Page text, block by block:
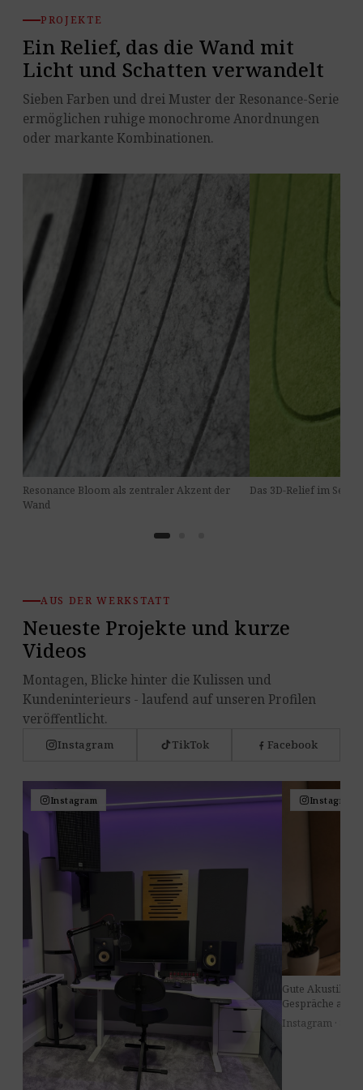
PROJEKTE
Ein Relief, das die Wand mit
Licht und Schatten verwandelt
Sieben Farben und drei Muster der Resonance-Serie
ermöglichen ruhige monochrome Anordnungen
oder markante Kombinationen.
Resonance Bloom als zentraler Akzent der
Wand
Das 3D-Relief im
AUS DER WERKSTATT
Neueste Projekte und kurze
Videos
Montagen, Blicke hinter die Kulissen und
Kundeninterieurs - laufend auf unseren Profilen
veröffentlicht.
Instagram TikTok Facebook
Instagram Instagram
Instagram · 8.
Gute Akustik
Gespräche am